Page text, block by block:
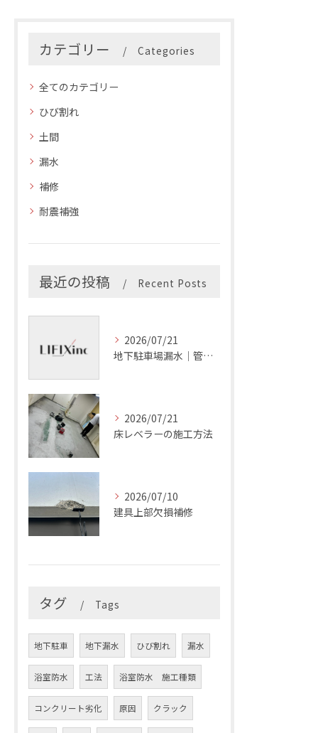
カテゴリー Categories
全てのカテゴリー
ひび割れ
土間
漏水
補修
耐震補強
最近の投稿 Recent Posts
2026/07/21
地下駐車場漏水｜管理会社の確認項目
2026/07/21
床レベラーの施工方法
2026/07/10
建具上部欠損補修
タグ Tags
地下駐車 地下漏水 ひび割れ 漏水
浴室防水 工法 浴室防水 施工種類
コンクリート劣化 原因 クラック